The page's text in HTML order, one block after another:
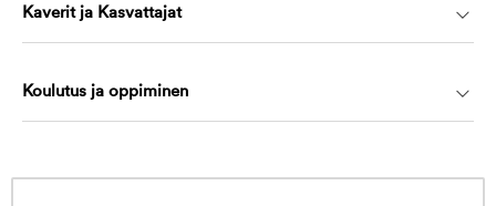
Kaverit ja Kasvattajat
Koulutus ja oppiminen